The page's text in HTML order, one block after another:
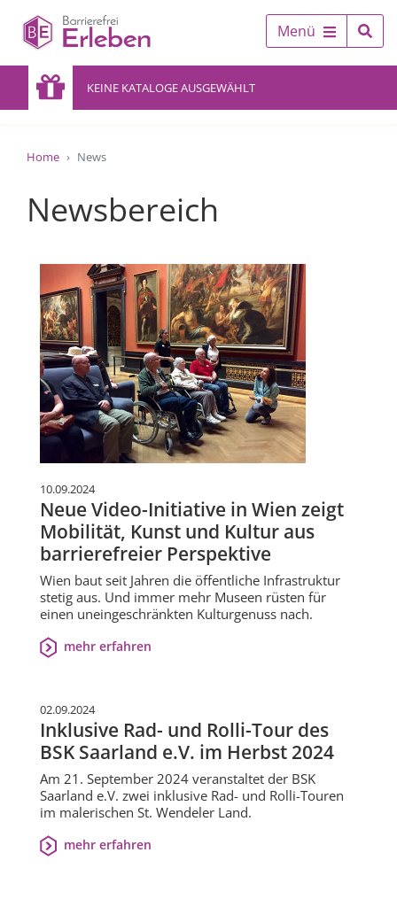
Menü
KEINE KATALOGE AUSGEWÄHLT
Home News
Newsbereich
10.09.2024
Neue Video-Initiative in Wien zeigt
Mobilität, Kunst und Kultur aus
barrierefreier Perspektive
Wien baut seit Jahren die öffentliche Infrastruktur
stetig aus. Und immer mehr Museen rüsten für
einen uneingeschränkten Kulturgenuss nach.
mehr erfahren
02.09.2024
Inklusive Rad- und Rolli-Tour des
BSK Saarland e.V. im Herbst 2024
Am 21. September 2024 veranstaltet der BSK
Saarland e.V. zwei inklusive Rad- und Rolli-Touren
im malerischen St. Wendeler Land.
mehr erfahren